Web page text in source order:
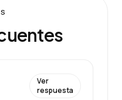
Ver
respuesta